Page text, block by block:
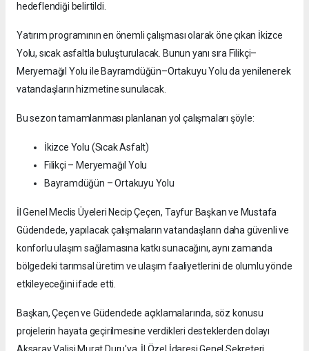
hedeflendiği belirtildi.
Yatırım programının en önemli çalışması olarak öne çıkan İkizce
Yolu, sıcak asfaltla buluşturulacak. Bunun yanı sıra Filikçi–
Meryemağıl Yolu ile Bayramdüğün–Ortakuyu Yolu da yenilenerek
vatandaşların hizmetine sunulacak.
Bu sezon tamamlanması planlanan yol çalışmaları şöyle:
İkizce Yolu (Sıcak Asfalt)
Filikçi – Meryemağıl Yolu
Bayramdüğün – Ortakuyu Yolu
İl Genel Meclis Üyeleri Necip Çeçen, Tayfur Başkan ve Mustafa
Güdendede, yapılacak çalışmaların vatandaşların daha güvenli ve
konforlu ulaşım sağlamasına katkı sunacağını, aynı zamanda
bölgedeki tarımsal üretim ve ulaşım faaliyetlerini de olumlu yönde
etkileyeceğini ifade etti.
Başkan, Çeçen ve Güdendede açıklamalarında, söz konusu
projelerin hayata geçirilmesine verdikleri desteklerden dolayı